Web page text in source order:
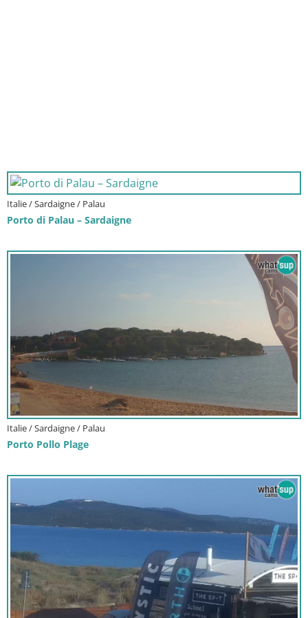
Italie / Sardaigne / Palau
Porto di Palau – Sardaigne
Italie / Sardaigne / Palau
Porto Pollo Plage